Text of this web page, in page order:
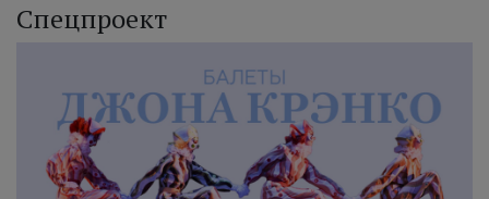
Спецпроект